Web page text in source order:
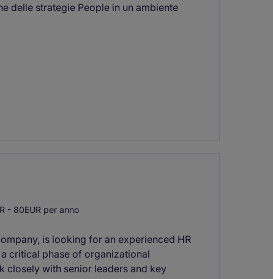
delle strategie People in un ambiente
- 80EUR per anno
is looking for an experienced HR
critical phase of organizational
closely with senior leaders and key